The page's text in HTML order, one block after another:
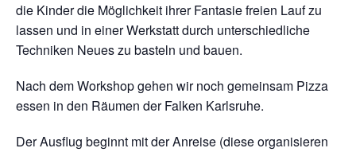
die Kinder die Möglichkeit ihrer Fantasie freien Lauf zu
lassen und in einer Werkstatt durch unterschiedliche
Techniken Neues zu basteln und bauen.
Nach dem Workshop gehen wir noch gemeinsam Pizza
essen in den Räumen der Falken Karlsruhe.
Der Ausflug beginnt mit der Anreise (diese organisieren